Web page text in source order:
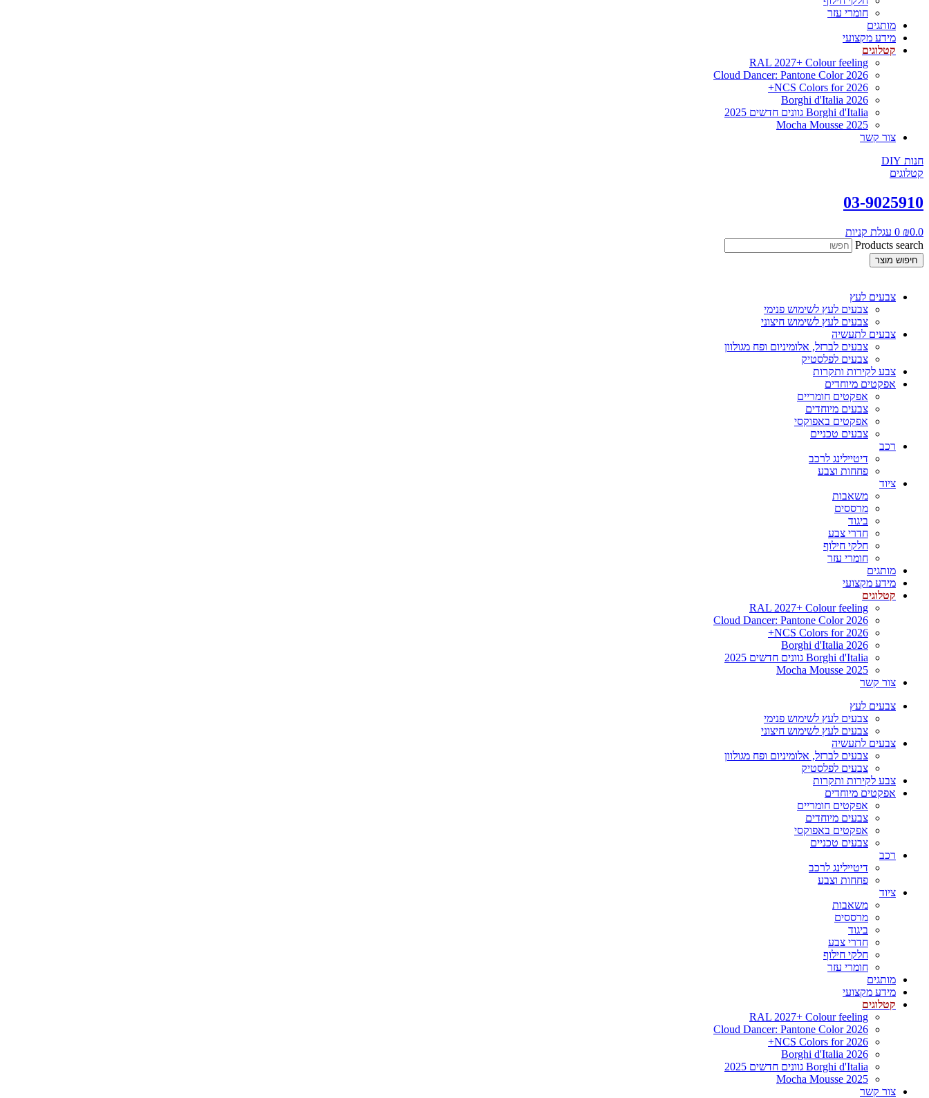
חומרי עזר
מותגים
מידע מקצועי
קטלוגים
RAL 2027+ Colour feeling
Cloud Dancer: Pantone Color 2026
NCS Colors for 2026+
Borghi d'Italia 2026
Borghi d'Italia גוונים חדשים 2025
Mocha Mousse 2025
צור קשר
חנות DIY
קטלוגים
03-9025910
₪0.0
0 עגלת קניות
Products search
חיפוש מוצר
צבעים לעץ
צבעים לעץ לשימוש פנימי
צבעים לעץ לשימוש חיצוני
צבעים לתעשיה
צבעים לברזל, אלומיניום ופח מגולוון
צבעים לפלסטיק
צבע לקירות ותקרות
אפקטים מיוחדים
אפקטים חומריים
צבעים מיוחדים
אפקטים באפוקסי
צבעים טכניים
רכב
דיטיילינג לרכב
פחחות וצבע
ציוד
משאבות
מרססים
ביגוד
חדרי צבע
חלקי חילוף
חומרי עזר
מותגים
מידע מקצועי
קטלוגים
RAL 2027+ Colour feeling
Cloud Dancer: Pantone Color 2026
NCS Colors for 2026+
Borghi d'Italia 2026
Borghi d'Italia גוונים חדשים 2025
Mocha Mousse 2025
צור קשר
צבעים לעץ
צבעים לעץ לשימוש פנימי
צבעים לעץ לשימוש חיצוני
צבעים לתעשיה
צבעים לברזל, אלומיניום ופח מגולוון
צבעים לפלסטיק
צבע לקירות ותקרות
אפקטים מיוחדים
אפקטים חומריים
צבעים מיוחדים
אפקטים באפוקסי
צבעים טכניים
רכב
דיטיילינג לרכב
פחחות וצבע
ציוד
משאבות
מרססים
ביגוד
חדרי צבע
חלקי חילוף
חומרי עזר
מותגים
מידע מקצועי
קטלוגים
RAL 2027+ Colour feeling
Cloud Dancer: Pantone Color 2026
NCS Colors for 2026+
Borghi d'Italia 2026
Borghi d'Italia גוונים חדשים 2025
Mocha Mousse 2025
צור קשר